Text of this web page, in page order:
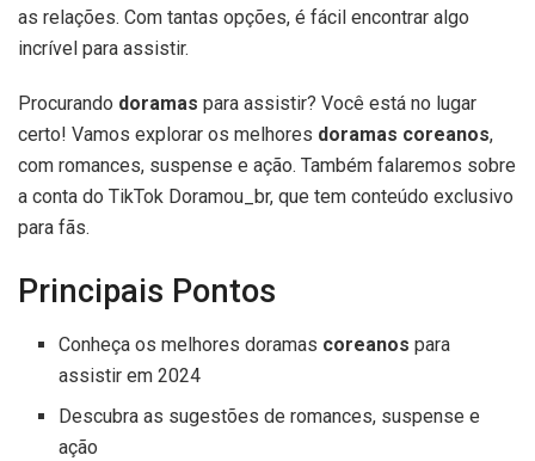
as relações. Com tantas opções, é fácil encontrar algo
incrível para assistir.
Procurando doramas para assistir? Você está no lugar
certo! Vamos explorar os melhores doramas coreanos,
com romances, suspense e ação. Também falaremos sobre
a conta do TikTok Doramou_br, que tem conteúdo exclusivo
para fãs.
Principais Pontos
Conheça os melhores doramas coreanos para
assistir em 2024
Descubra as sugestões de romances, suspense e
ação